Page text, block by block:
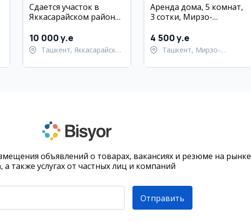
Сдается участок в
Яккасарайском районе,
10 000 y.e
Ташкент, Яккасарайский
Аренда дома, 5 комнат,
3 сотки, Мирзо-
4 500 y.e
Ташкент, Мирзо-
объявлений о товарах, вакансиях и резюме на рынке
а также услугах от частных лиц и компаний
Отправить